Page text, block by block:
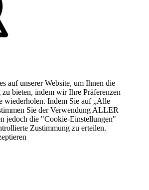
auf unserer Website, um Ihnen die
bieten, indem wir Ihre Präferenzen
wiederholen. Indem Sie auf „Alle
Sie der Verwendung ALLER
jedoch die "Cookie-Einstellungen"
Zustimmung zu erteilen.